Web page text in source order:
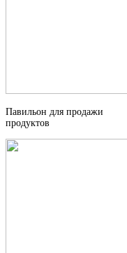
Павильон для продажи
продуктов